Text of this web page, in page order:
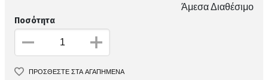
Άμεσα Διαθέσιμο
Ποσότητα
ΠΡΟΣΘΕΣΤΕ ΣΤΑ ΑΓΑΠΗΜΕΝΑ